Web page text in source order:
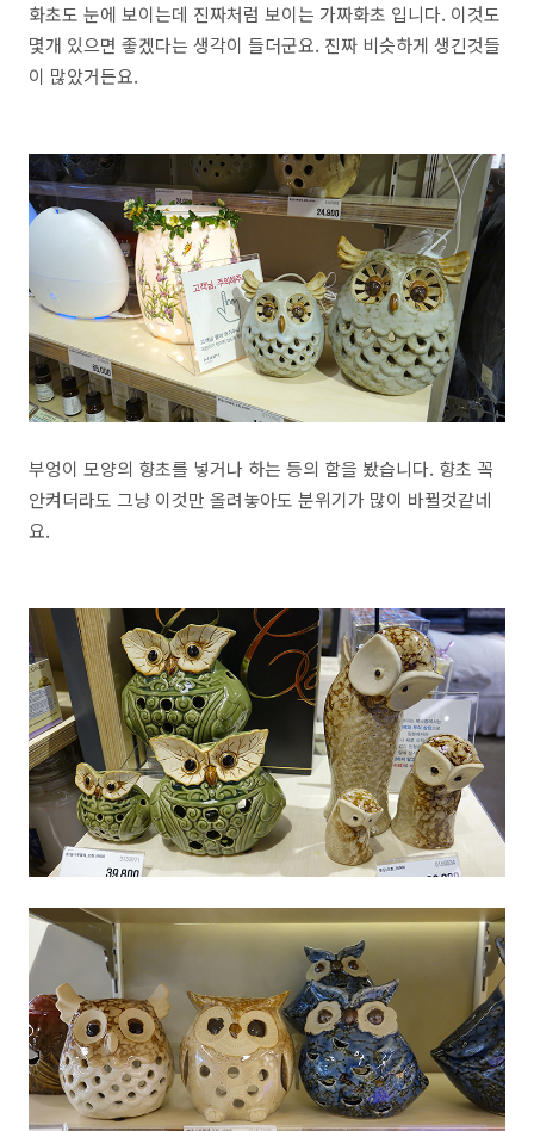
화초도 눈에 보이는데 진짜처럼 보이는 가짜화초 입니다. 이것도
몇개 있으면 좋겠다는 생각이 들더군요. 진짜 비슷하게 생긴것들
이 많았거든요.
부엉이 모양의 향초를 넣거나 하는 등의 함을 봤습니다. 향초 꼭
안켜더라도 그냥 이것만 올려놓아도 분위기가 많이 바뀔것같네
요.